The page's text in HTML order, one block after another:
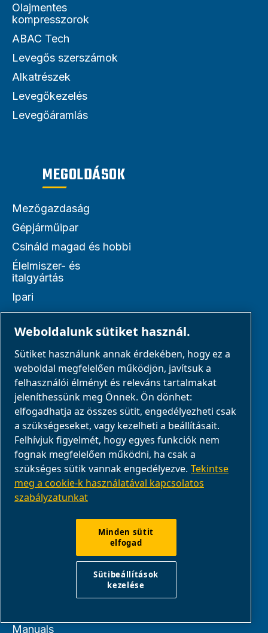
Olajmentes
kompresszorok
ABAC Tech
Levegős szerszámok
Alkatrészek
Levegőkezelés
Levegőáramlás
MEGOLDÁSOK
Mezőgazdaság
Gépjárműipar
Csináld magad és hobbi
Élelmiszer- és
italgyártás
Ipari
Orvosi eszközök
gyártása
OEM megoldások
Munkavállalók
Famegmunkálás
SZERVIZ
Oktatóvideók
Manuals
Csatlakoztathatóság
Manuals
Weboldalunk sütiket használ.
Sütiket használunk annak érdekében, hogy ez a
weboldal megfelelően működjön, javítsuk a
felhasználói élményt és releváns tartalmakat
jeleníthessünk meg Önnek. Ön dönhet:
elfogadhatja az összes sütit, engedélyezheti csak
a szükségeseket, vagy kezelheti a beállításait.
Felhívjuk figyelmét, hogy egyes funkciók nem
fognak megfelelően működni, ha csak a
szükséges sütik vannak engedélyezve. Tekintse
meg a cookie-k használatával kapcsolatos
szabályzatunkat
Minden sütit
elfogad
Sütibeállítások
kezelése